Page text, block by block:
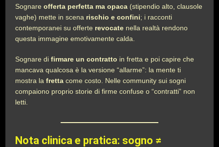
Sognareofferta perfetta ma opaca (stipendio alto, clausole
vaghe) mette in scena rischio e confini; i racconti
contemporanei su offerte revocate nella realtà rendono
questa immagine emotivamente calda.
Sognare difirmare un contratto in fretta e poi capire che
mancava qualcosa è la versione “allarme”: la mente ti
mostra lafretta come costo. Nelle community sui sogni
compaiono proprio storie di firme confuse o “contratti” non
letti.
Nota clinica e pratica: sogno ≠